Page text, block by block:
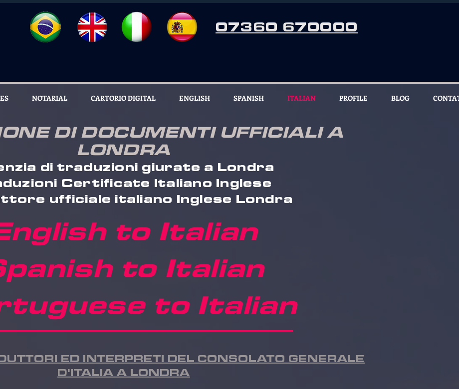
07360 670000
NOTARIAL CARTORIO DIGITAL ENGLISH SPANISH ITALIAN PROFILE BLOG
DI DOCUMENTI UFFICIALI A
LONDRA
di traduzioni giurate a Londra
Certificate Italiano Inglese
ufficiale italiano Inglese Londra
to Italian
to Italian
to Italian
ED INTERPRETI DEL CONSOLATO GENERALE
D'ITALIA A LONDRA